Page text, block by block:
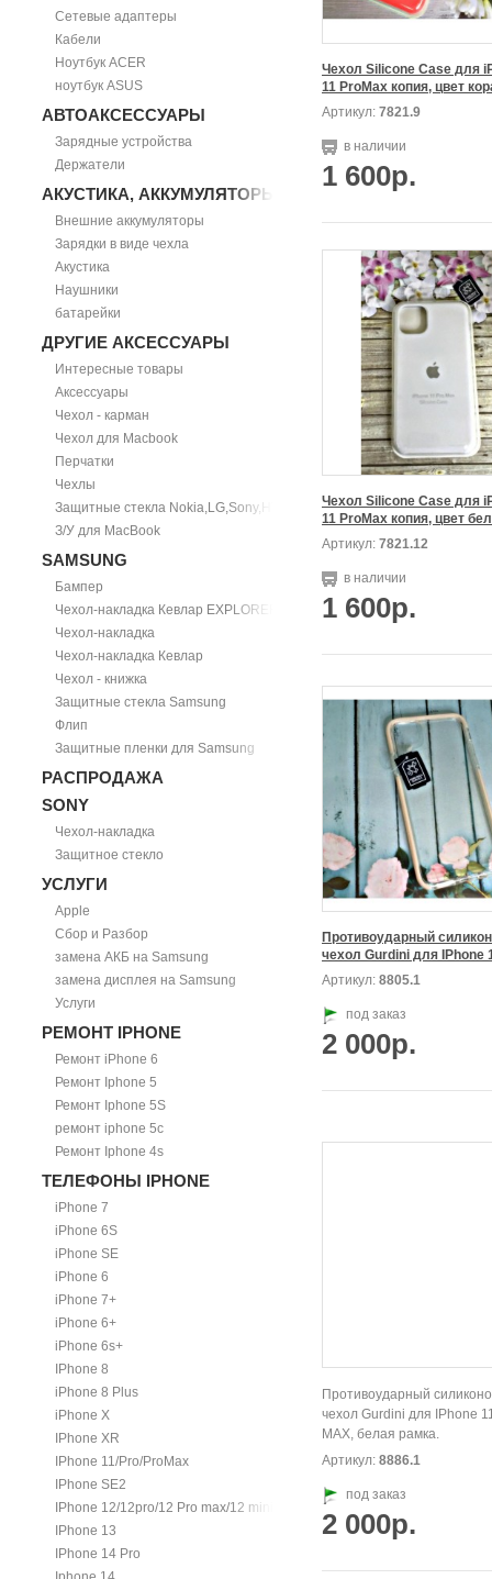
Сетевые адаптеры
Кабели
Ноутбук ACER
ноутбук ASUS
АВТОАКСЕССУАРЫ
Зарядные устройства
Держатели
АКУСТИКА, АККУМУЛЯТОРЫ
Внешние аккумуляторы
Зарядки в виде чехла
Акустика
Наушники
батарейки
ДРУГИЕ АКСЕССУАРЫ
Интересные товары
Аксессуары
Чехол - карман
Чехол для Macbook
Перчатки
Чехлы
Защитные стекла Nokia,LG,Sony,HTC
З/У для MacBook
SAMSUNG
Бампер
Чехол-накладка Кевлар EXPLORER
Чехол-накладка
Чехол-накладка Кевлар
Чехол - книжка
Защитные стекла Samsung
Флип
Защитные пленки для Samsung
РАСПРОДАЖА
SONY
Чехол-накладка
Защитное стекло
УСЛУГИ
Apple
Сбор и Разбор
замена АКБ на Samsung
замена дисплея на Samsung
Услуги
РЕМОНТ IPHONE
Ремонт iPhone 6
Ремонт Iphone 5
Ремонт Iphone 5S
ремонт iphone 5c
Ремонт Iphone 4s
ТЕЛЕФОНЫ IPHONE
iPhone 7
iPhone 6S
iPhone SE
iPhone 6
iPhone 7+
iPhone 6+
iPhone 6s+
IPhone 8
iPhone 8 Plus
iPhone X
IPhone XR
IPhone 11/Pro/ProMax
IPhone SE2
IPhone 12/12pro/12 Pro max/12 mini.
IPhone 13
IPhone 14 Pro
Чехол Silicone Case для
Артикул: 7821.9
в наличии
1 600р.
Чехол Silicone Case для
11 ProMax копия, цвет
Артикул: 7821.12
в наличии
1 600р.
Противоударный
Артикул: 8805.1
под заказ
2 000р.
Противоударный
чехол Gurdini для IPhone
MAX, белая рамка.
Артикул: 8886.1
под заказ
2 000р.